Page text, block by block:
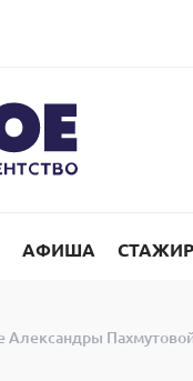
АФИША
Александры